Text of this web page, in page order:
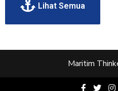
Lihat Semua
Maritim